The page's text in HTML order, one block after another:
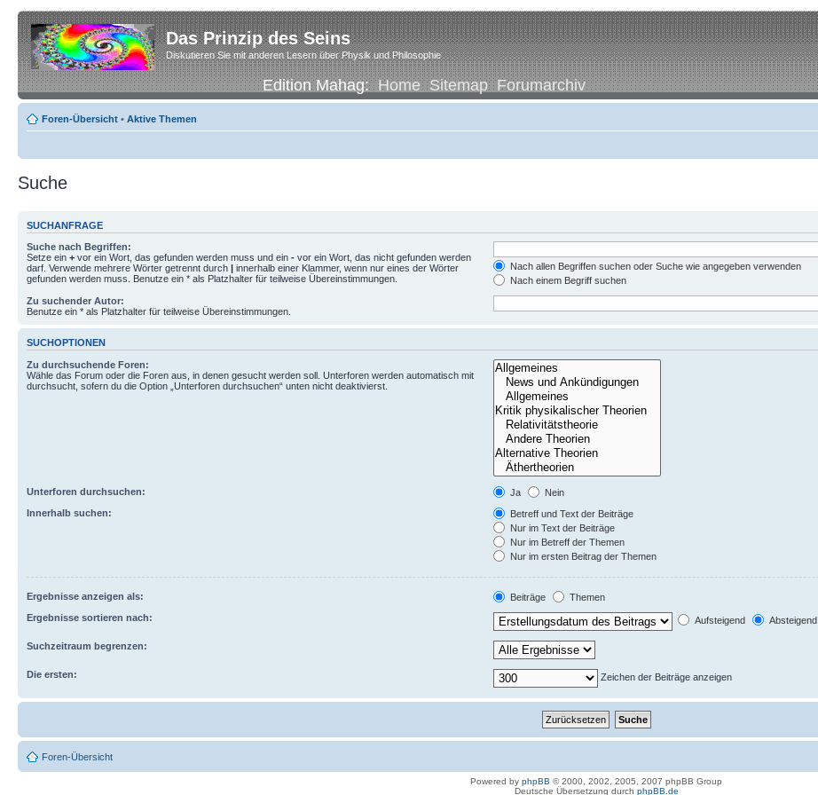
Das Prinzip des Seins
Diskutieren Sie mit anderen Lesern über Physik und Philosophie
Edition Mahag:Home Sitemap Forumarchiv
Foren-Übersicht • Aktive Themen
Suche
SUCHANFRAGE
Suche nach Begriffen:
Setze ein + vor ein Wort, das gefunden werden muss und ein - vor ein Wort, das nicht gefunden werden
darf. Verwende mehrere Wörter getrennt durch | innerhalb einer Klammer, wenn nur eines der Wörter
gefunden werden muss. Benutze ein * als Platzhalter für teilweise Übereinstimmungen.
Nach allen Begriffen suchen oder Suche wie angegeben verwenden
Nach einem Begriff suchen
Zu suchender Autor:
Benutze ein * als Platzhalter für teilweise Übereinstimmungen.
SUCHOPTIONEN
Zu durchsuchende Foren:
Wähle das Forum oder die Foren aus, in denen gesucht werden soll. Unterforen werden automatisch mit
durchsucht, sofern du die Option „Unterforen durchsuchen“ unten nicht deaktivierst.
Unterforen durchsuchen: Ja
Nein
Innerhalb suchen:
Betreff und Text der Beiträge
Nur im Text der Beiträge
Nur im Betreff der Themen
Nur im ersten Beitrag der Themen
Ergebnisse anzeigen als: Beiträge
Themen
Ergebnisse sortieren nach:
Aufsteigend Absteigend
Suchzeitraum begrenzen:
Die ersten: Zeichen der Beiträge anzeigen
Foren-Übersicht
Powered by phpBB © 2000, 2002, 2005, 2007 phpBB Group
Deutsche Übersetzung durch phpBB.de